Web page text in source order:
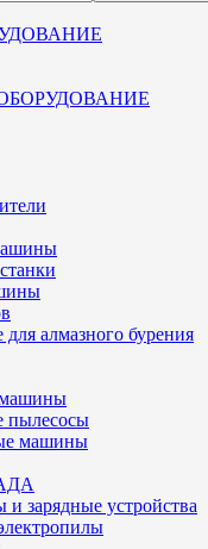
алмазного бурения
машины
пылесосы
машины
и зарядные устройства